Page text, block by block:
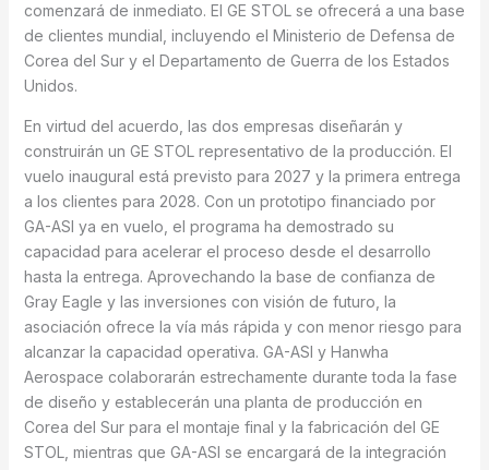
comenzará de inmediato. El GE STOL se ofrecerá a una base
de clientes mundial, incluyendo el Ministerio de Defensa de
Corea del Sur y el Departamento de Guerra de los Estados
Unidos.
En virtud del acuerdo, las dos empresas diseñarán y
construirán un GE STOL representativo de la producción. El
vuelo inaugural está previsto para 2027 y la primera entrega
a los clientes para 2028. Con un prototipo financiado por
GA-ASI ya en vuelo, el programa ha demostrado su
capacidad para acelerar el proceso desde el desarrollo
hasta la entrega. Aprovechando la base de confianza de
Gray Eagle y las inversiones con visión de futuro, la
asociación ofrece la vía más rápida y con menor riesgo para
alcanzar la capacidad operativa. GA-ASI y Hanwha
Aerospace colaborarán estrechamente durante toda la fase
de diseño y establecerán una planta de producción en
Corea del Sur para el montaje final y la fabricación del GE
STOL, mientras que GA-ASI se encargará de la integración